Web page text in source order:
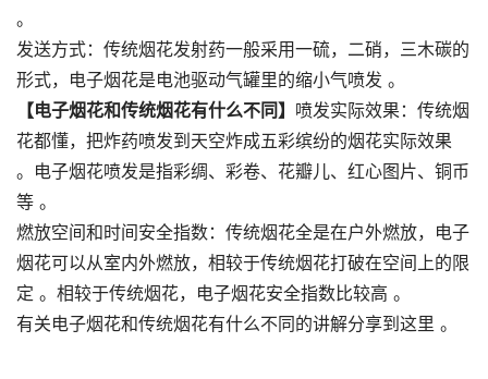
。
发送方式：传统烟花发射药一般采用一硫，二硝，三木碳的
形式，电子烟花是电池驱动气罐里的缩小气喷发 。
【电子烟花和传统烟花有什么不同】 喷发实际效果：传统烟
花都懂，把炸药喷发到天空炸成五彩缤纷的烟花实际效果
。电子烟花喷发是指彩绸、彩卷、花瓣儿、红心图片、铜币
等 。
燃放空间和时间安全指数：传统烟花全是在户外燃放，电子
烟花可以从室内外燃放，相较于传统烟花打破在空间上的限
定 。相较于传统烟花，电子烟花安全指数比较高 。
有关电子烟花和传统烟花有什么不同的讲解分享到这里 。